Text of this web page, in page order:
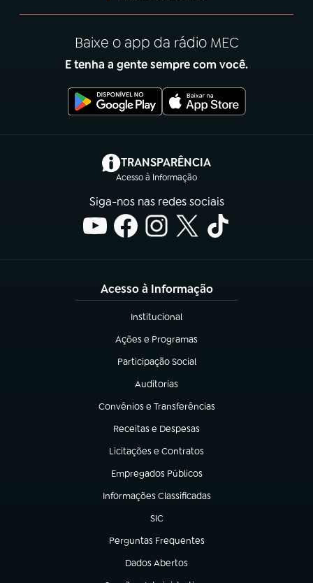
Baixe o app da rádio MEC
E tenha a gente sempre com você.
TRANSPARÊNCIA
Acesso à Informação
(abre em nova aba)
Siga-nos nas redes sociais
Acesso à Informação
Institucional
(abre em nova aba)
Ações e Programas
(abre em nova aba)
Participação Social
(abre em nova aba)
Auditorias
(abre em nova aba)
Convênios e Transferências
(abre em nova aba)
Receitas e Despesas
(abre em nova aba)
Licitações e Contratos
(abre em nova aba)
Empregados Públicos
(abre em nova aba)
Informações Classificadas
(abre em nova aba)
SIC
(abre em nova aba)
Perguntas Frequentes
(abre em nova aba)
Dados Abertos
(abre em nova aba)